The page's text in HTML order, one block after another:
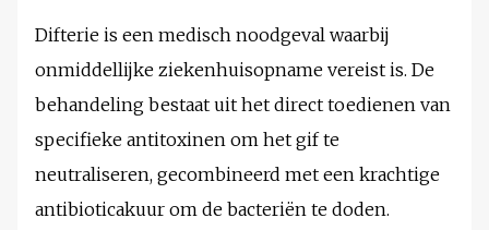
Difterie is een medisch noodgeval waarbij
onmiddellijke ziekenhuisopname vereist is. De
behandeling bestaat uit het direct toedienen van
specifieke antitoxinen om het gif te
neutraliseren, gecombineerd met een krachtige
antibioticakuur om de bacteriën te doden.